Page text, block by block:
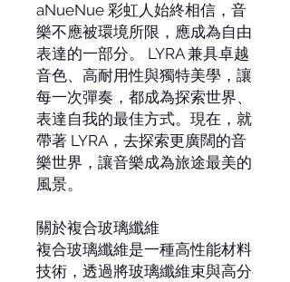
aNueNue 彩虹人始終相信，音
樂不應被環境所限，應成為自由
表達的一部分。 LYRA 兼具卓越
音色、高耐用性與獨特美學，讓
每一次彈奏，都成為探索世界、
表達自我的最佳方式。現在，就
帶著 LYRA，去探索更廣闊的音
樂世界，讓音樂成為旅途最美的
風景。
關於複合玻璃纖維
複合玻璃纖維是一種高性能材料
技術，透過將玻璃纖維束與高分